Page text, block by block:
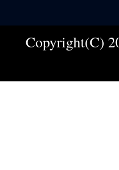
Copyright(C)